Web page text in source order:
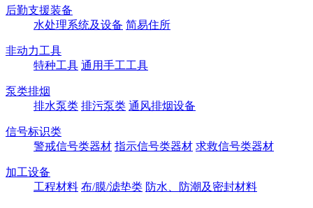
后勤支援装备
水处理系统及设备 简易住所
非动力工具
特种工具 通用手工工具
泵类排烟
排水泵类 排污泵类 通风排烟设备
信号标识类
警戒信号类器材 指示信号类器材 求救信号类器材
加工设备
工程材料 布/膜/滤垫类 防水、防潮及密封材料